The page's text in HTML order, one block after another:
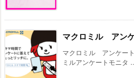
マクロミル アン
マクロミル アンケー
ミルアンケートモニタ